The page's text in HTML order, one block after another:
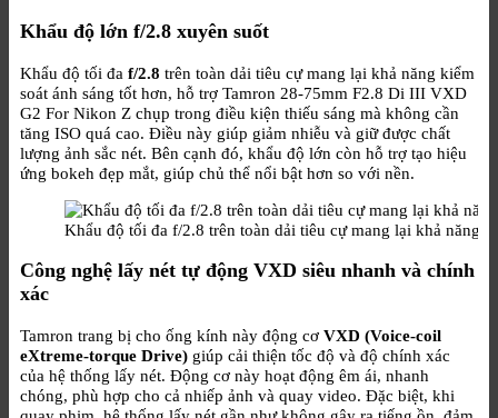
Khẩu độ lớn f/2.8 xuyên suốt
Khẩu độ tối đa f/2.8 trên toàn dải tiêu cự mang lại khả năng kiểm
soát ánh sáng tốt hơn, hỗ trợ Tamron 28-75mm F2.8 Di III VXD
G2 For Nikon Z chụp trong điều kiện thiếu sáng mà không cần
tăng ISO quá cao. Điều này giúp giảm nhiễu và giữ được chất
lượng ảnh sắc nét. Bên cạnh đó, khẩu độ lớn còn hỗ trợ tạo hiệu
ứng bokeh đẹp mắt, giúp chủ thể nổi bật hơn so với nền.
Khẩu độ tối đa f/2.8 trên toàn dải tiêu cự mang lại khả năng
Công nghệ lấy nét tự động VXD siêu nhanh và chính
xác
Tamron trang bị cho ống kính này động cơ VXD (Voice-coil
eXtreme-torque Drive) giúp cải thiện tốc độ và độ chính xác
của hệ thống lấy nét. Động cơ này hoạt động êm ái, nhanh
chóng, phù hợp cho cả nhiếp ảnh và quay video. Đặc biệt, khi